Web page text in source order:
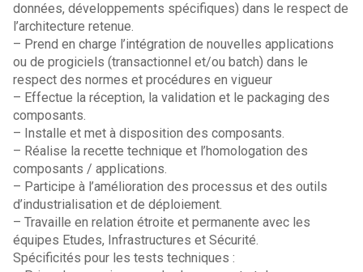
données, développements spécifiques) dans le respect de
l’architecture retenue.
– Prend en charge l’intégration de nouvelles applications
ou de progiciels (transactionnel et/ou batch) dans le
respect des normes et procédures en vigueur
– Effectue la réception, la validation et le packaging des
composants.
– Installe et met à disposition des composants.
– Réalise la recette technique et l’homologation des
composants / applications.
– Participe à l’amélioration des processus et des outils
d’industrialisation et de déploiement.
– Travaille en relation étroite et permanente avec les
équipes Etudes, Infrastructures et Sécurité.
Spécificités pour les tests techniques :